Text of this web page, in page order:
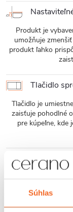
Súhlas
Produkt je
umožňuje
produkt ľahko
Tlačidlo
Tlačidlo je
zaisťuje pohodlné
pre kúpeľne, kde
Oceľový rám
Skrytý rám je
vertikálnymi
voči vysokému